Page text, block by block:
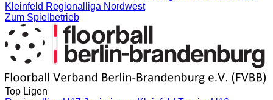
Kleinfeld Regionalliga Nordwest
Zum Spielbetrieb
Top Ligen